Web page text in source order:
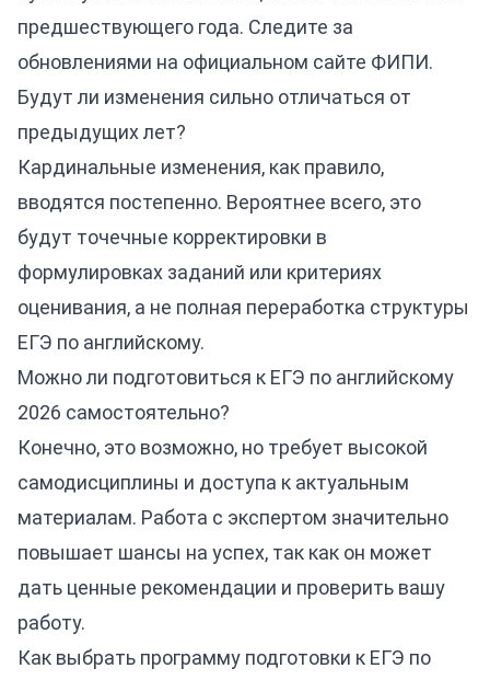
предшествующего года. Следите за
обновлениями на официальном сайте ФИПИ.
Будут ли изменения сильно отличаться от
предыдущих лет?
Кардинальные изменения, как правило,
вводятся постепенно. Вероятнее всего, это
будут точечные корректировки в
формулировках заданий или критериях
оценивания, а не полная переработка структуры
ЕГЭ по английскому.
Можно ли подготовиться к ЕГЭ по английскому
2026 самостоятельно?
Конечно, это возможно, но требует высокой
самодисциплины и доступа к актуальным
материалам. Работа с экспертом значительно
повышает шансы на успех, так как он может
дать ценные рекомендации и проверить вашу
работу.
Как выбрать программу подготовки к ЕГЭ по